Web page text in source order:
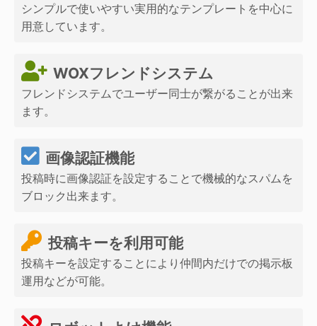
シンプルで使いやすい実用的なテンプレートを中心に
用意しています。
WOXフレンドシステム
フレンドシステムでユーザー同士が繋がることが出来
ます。
画像認証機能
投稿時に画像認証を設定することで機械的なスパムを
ブロック出来ます。
投稿キーを利用可能
投稿キーを設定することにより仲間内だけでの掲示板
運用などが可能。